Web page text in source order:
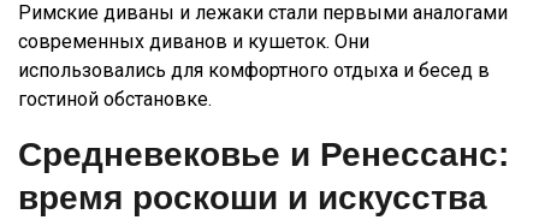
Римские диваны и лежаки стали первыми аналогами
современных диванов и кушеток. Они
использовались для комфортного отдыха и бесед в
гостиной обстановке.
Средневековье и Ренессанс:
время роскоши и искусства